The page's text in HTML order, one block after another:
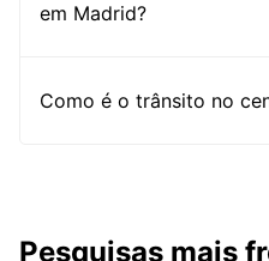
em Madrid?
Como é o trânsito no
Pesquisas mais